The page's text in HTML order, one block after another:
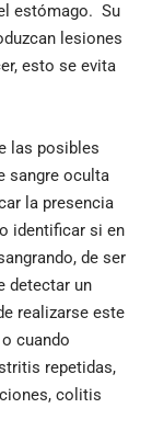
estómago. Su
lesiones
esto se evita
las posibles
sangre oculta
la presencia
identificar si en
de ser
detectar un
realizarse este
cuando
repetidas,
colitis